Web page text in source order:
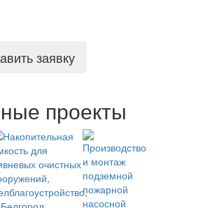
заявку
проекты